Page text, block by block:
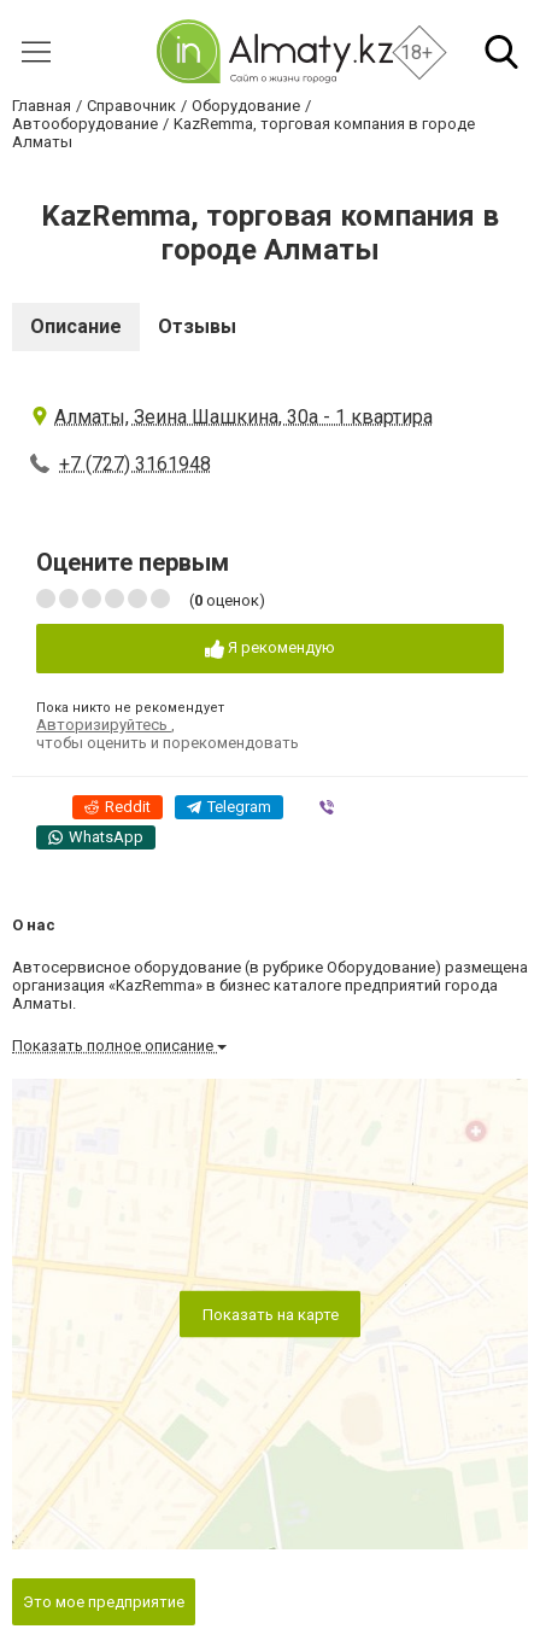
18+
Главная Справочник
Оборудование
Автооборудование
KazRemma, торговая компания в городе
Алматы
KazRemma, торговая компания в
городе Алматы
Описание Отзывы
Алматы, Зеина Шашкина, 30а - 1 квартира
+7 (727) 3161948
Оцените первым
(0 оценок)
Я рекомендую
Пока никто не рекомендует
Авторизируйтесь
чтобы оценить и порекомендовать
Reddit Telegram
WhatsApp
О нас
Автосервисное оборудование (в рубрике Оборудование) размещена
организация «KazRemma» в бизнес каталоге предприятий города
Алматы.
Показать полное описание
Показать на карте
Это мое предприятие